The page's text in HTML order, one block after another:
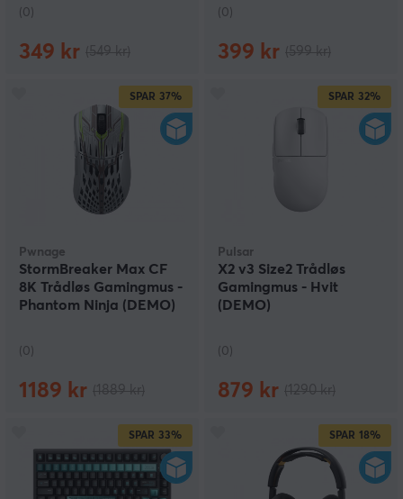
(0)
349 kr
(0)
399 kr
SPAR 37%
Pwnage
StormBreaker Max CF
8K Trådløs Gamingmus -
Phantom Ninja (DEMO)
(0)
1189 kr
SPAR 32%
Pulsar
X2 v3 Size2 Trådløs
Gamingmus - Hvit
(DEMO)
(0)
879 kr
SPAR 33% SPAR 18%